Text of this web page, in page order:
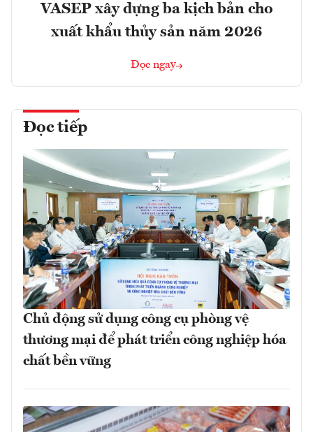
VASEP xây dựng ba kịch bản cho
xuất khẩu thủy sản năm 2026
Đọc ngay
Đọc tiếp
Chủ động sử dụng công cụ phòng vệ
thương mại để phát triển công nghiệp hóa
chất bền vững